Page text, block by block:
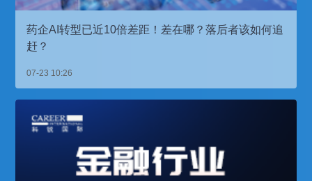
药企AI转型已近10倍差距！差在哪？落后者该如何追
赶？
07-23 10:26